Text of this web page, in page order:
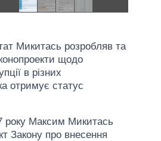
Микитась розробляв та
щодо
в різних
отримує статус
року Максим Микитась
Закону про внесення